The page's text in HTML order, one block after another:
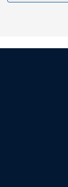
Entspann dich
Friseursalon.
Sonstige
Zum Angebot